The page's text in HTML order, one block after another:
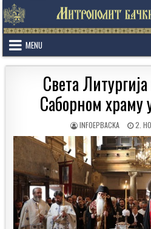
Skip
to
content
MENU
Света
Саборном храму
AUTHOR:
INFOEPBACKA
DATE:
2.